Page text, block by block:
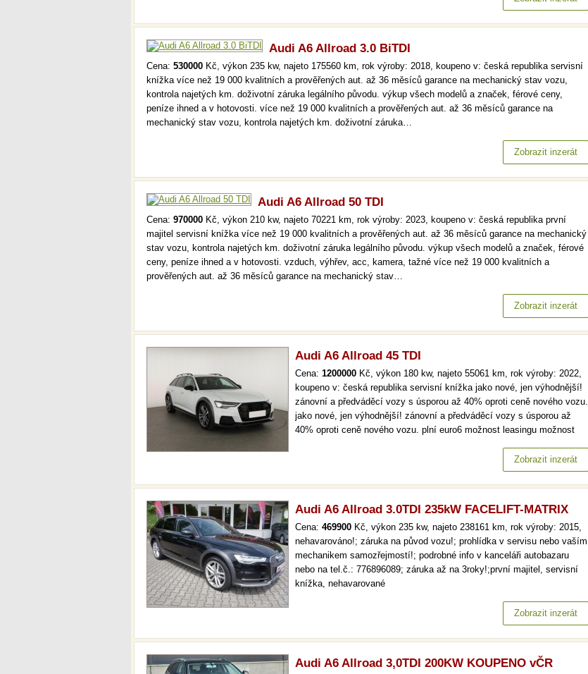
Audi A6 Allroad 3.0 BiTDI
Cena: 530000 Kč, výkon 235 kw, najeto 175560 km, rok výroby: 2018, koupeno v: česká republika servisní
knížka více než 19 000 kvalitních a prověřených aut. až 36 měsíců garance na mechanický stav vozu,
kontrola najetých km. doživotní záruka legálního původu. výkup všech modelů a značek, férové ceny,
peníze ihned a v hotovosti. více než 19 000 kvalitních a prověřených aut. až 36 měsíců garance na
mechanický stav vozu, kontrola najetých km. doživotní záruka…
Zobrazit inzerát
Audi A6 Allroad 50 TDI
Cena: 970000 Kč, výkon 210 kw, najeto 70221 km, rok výroby: 2023, koupeno v: česká republika první
majitel servisní knížka více než 19 000 kvalitních a prověřených aut. až 36 měsíců garance na mechanický
stav vozu, kontrola najetých km. doživotní záruka legálního původu. výkup všech modelů a značek, férové
ceny, peníze ihned a v hotovosti. vzduch, výhřev, acc, kamera, tažné více než 19 000 kvalitních a
prověřených aut. až 36 měsíců garance na mechanický stav…
Zobrazit inzerát
Audi A6 Allroad 45 TDI
Cena: 1200000 Kč, výkon 180 kw, najeto 55061 km, rok výroby: 2022,
koupeno v: česká republika servisní knížka jako nové, jen výhodnější!
zánovní a předváděcí vozy s úsporou až 40% oproti ceně nového vozu.
jako nové, jen výhodnější! zánovní a předváděcí vozy s úsporou až
40% oproti ceně nového vozu. plní euro6 možnost leasingu možnost
Zobrazit inzerát
Audi A6 Allroad 3.0TDI 235kW FACELIFT-MATRIX
Cena: 469900 Kč, výkon 235 kw, najeto 238161 km, rok výroby: 2015,
nehavarováno!; záruka na původ vozu!; prohlídka v servisu nebo vaším
mechanikem samozřejmostí!; podrobné info v kanceláři autobazaru
nebo na tel.č.: 776896089; záruka až na 3roky!;první majitel, servisní
knížka, nehavarované
Zobrazit inzerát
Audi A6 Allroad 3,0TDI 200KW KOUPENO vČR